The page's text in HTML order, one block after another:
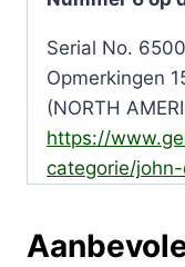
Serial No.
Opmerkingen
(NORTH
https://
categorie/